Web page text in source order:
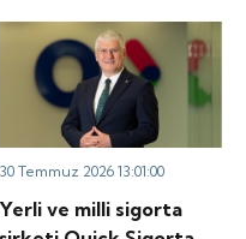
sermayesi ile ham
madde tedarikinin
finansmanında
kullanacaklarını belirtti.
90'ını işletme sermayesi ile ham
madde tedarikinin
finansmanında kullanacaklarını
belirtti.
30 Temmuz 2026 13:01:00
Yerli ve milli sigorta